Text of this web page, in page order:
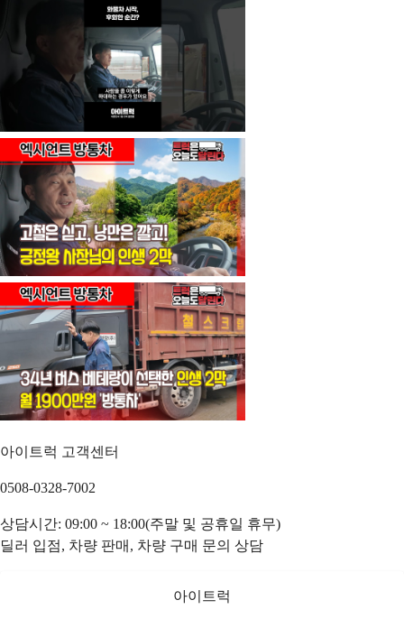
아이트럭 고객센터
0508-0328-7002
상담시간: 09:00 ~ 18:00(주말 및 공휴일 휴무)
딜러 입점, 차량 판매, 차량 구매 문의 상담
아이트럭